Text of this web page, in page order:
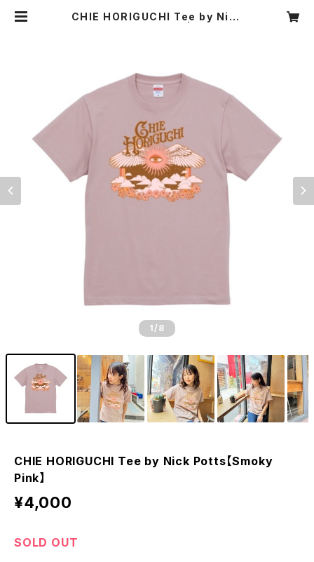
CHIE HORIGUCHI Tee by Nick
1 /8
CHIE HORIGUCHI Tee by Nick Potts【Smoky
Pink】
¥4,000
SOLD OUT